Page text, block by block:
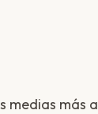
medias más